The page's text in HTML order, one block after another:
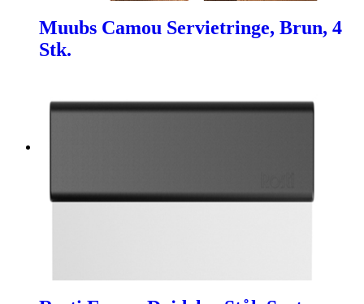
Muubs Camou Servietringe, Brun, 4
Stk.